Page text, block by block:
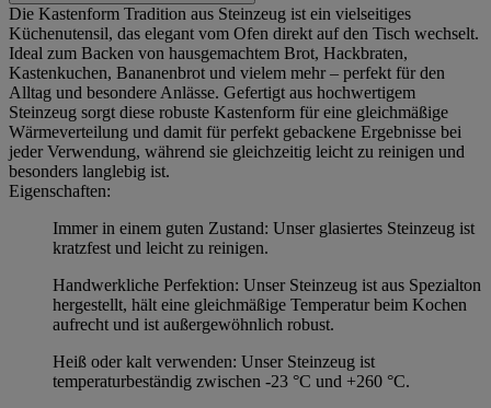
Die Kastenform Tradition aus Steinzeug ist ein vielseitiges
Küchenutensil, das elegant vom Ofen direkt auf den Tisch wechselt.
Ideal zum Backen von hausgemachtem Brot, Hackbraten,
Kastenkuchen, Bananenbrot und vielem mehr – perfekt für den
Alltag und besondere Anlässe. Gefertigt aus hochwertigem
Steinzeug sorgt diese robuste Kastenform für eine gleichmäßige
Wärmeverteilung und damit für perfekt gebackene Ergebnisse bei
jeder Verwendung, während sie gleichzeitig leicht zu reinigen und
besonders langlebig ist.
Eigenschaften:
Immer in einem guten Zustand: Unser glasiertes Steinzeug ist
kratzfest und leicht zu reinigen.
Handwerkliche Perfektion: Unser Steinzeug ist aus Spezialton
hergestellt, hält eine gleichmäßige Temperatur beim Kochen
aufrecht und ist außergewöhnlich robust.
Heiß oder kalt verwenden: Unser Steinzeug ist
temperaturbeständig zwischen -23 °C und +260 °C.